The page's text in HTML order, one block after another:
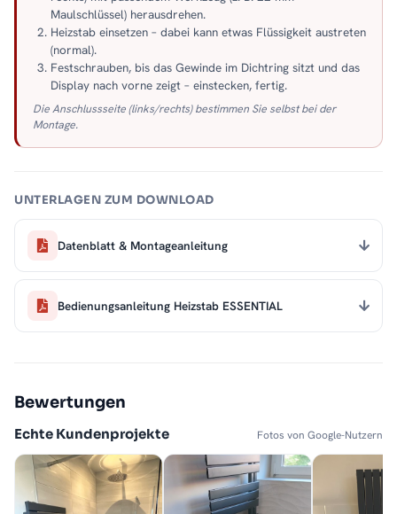
Maulschlüssel) herausdrehen.
Heizstab einsetzen – dabei kann etwas Flüssigkeit austreten
(normal).
Festschrauben, bis das Gewinde im Dichtring sitzt und das
Display nach vorne zeigt – einstecken, fertig.
Die Anschlussseite (links/rechts) bestimmen Sie selbst bei der
Montage.
UNTERLAGEN ZUM DOWNLOAD
Datenblatt & Montageanleitung
Bedienungsanleitung Heizstab ESSENTIAL
Bewertungen
Echte Kundenprojekte Fotos von Google-Nutzern